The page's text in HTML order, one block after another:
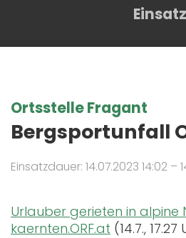
Einsatz
Ortsstelle Fragant
Bergsportunfall
Einsatzdauer: 14.07.2023 14:02 –
Urlauber gerieten in alpine
kaernten.ORF.at (14.7., 17.27